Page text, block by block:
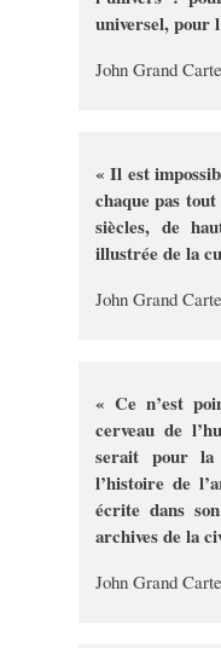
universel, pour
John Grand
« Il est
chaque pas
siècles, de
illustrée de la
John Grand
« Ce n’est
cerveau de
serait pour
l’histoire de
écrite dans
archives de la
John Grand